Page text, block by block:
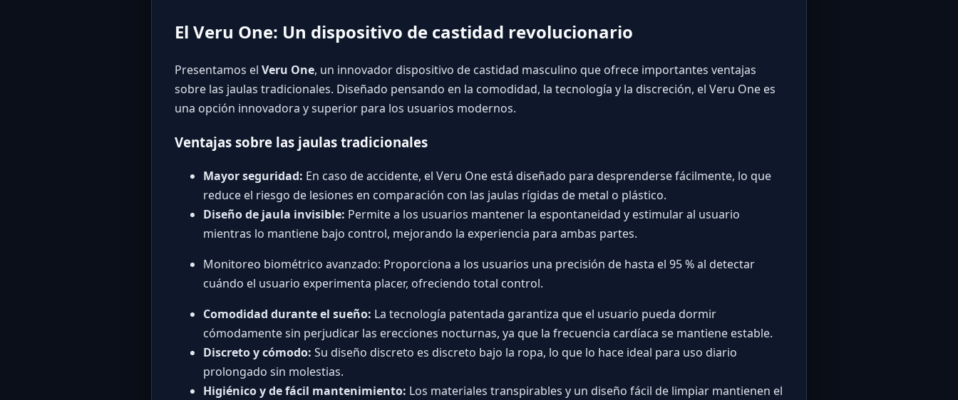
El Veru One: Un dispositivo de castidad revolucionario
Presentamos el Veru One, un innovador dispositivo de castidad masculino que ofrece importantes ventajas
sobre las jaulas tradicionales. Diseñado pensando en la comodidad, la tecnología y la discreción, el Veru One es
una opción innovadora y superior para los usuarios modernos.
Ventajas sobre las jaulas tradicionales
Mayor seguridad: En caso de accidente, el Veru One está diseñado para desprenderse fácilmente, lo que
reduce el riesgo de lesiones en comparación con las jaulas rígidas de metal o plástico.
Diseño de jaula invisible: Permite a los usuarios mantener la espontaneidad y estimular al usuario
mientras lo mantiene bajo control, mejorando la experiencia para ambas partes.
Monitoreo biométrico avanzado: Proporciona a los usuarios una precisión de hasta el 95 % al detectar
cuándo el usuario experimenta placer, ofreciendo total control.
Comodidad durante el sueño: La tecnología patentada garantiza que el usuario pueda dormir
cómodamente sin perjudicar las erecciones nocturnas, ya que la frecuencia cardíaca se mantiene estable.
Discreto y cómodo: Su diseño discreto es discreto bajo la ropa, lo que lo hace ideal para uso diario
prolongado sin molestias.
Higiénico y de fácil mantenimiento: Los materiales transpirables y un diseño fácil de limpiar mantienen el